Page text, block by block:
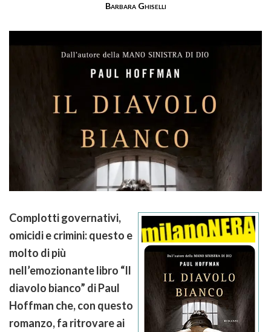
Barbara Ghiselli
Complotti governativi,
omicidi e crimini: questo e
molto di più
nell’emozionante libro “Il
diavolo bianco” di Paul
Hoffman che, con questo
romanzo, fa ritrovare ai